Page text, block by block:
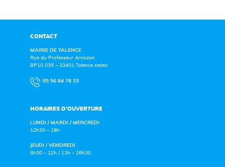
CONTACT
MAIRIE DE TALENCE
Rue du Professeur Arnozan
BP10 035 – 33401 Talence cedex
05 56 84 78 33
HORAIRES D’OUVERTURE
LUNDI / MARDI / MERCREDI
12h30 – 19h
JEUDI / VENDREDI
8h30 – 12h / 13h – 16h30